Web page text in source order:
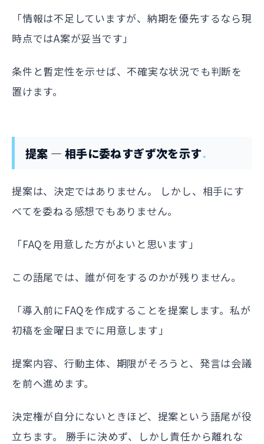
「情報は不足していますが、納期を優先するなら現
時点ではA案が妥当です」
条件と暫定性を示せば、不確実な状況でも判断を
置けます。
提案 — 相手に委ねすぎず次を示す
提案は、決定ではありません。 しかし、相手にす
べてを委ねる感想でもありません。
「FAQを用意した方がよいと思います」
この語尾では、誰が何をするのかが残りません。
「導入前にFAQを作成することを提案します。私が
初稿を金曜日までに用意します」
提案内容、行動主体、期限がそろうと、発言は会議
を前へ進めます。
決定権が自分にないときほど、提案という語尾が役
立ちます。 勝手に決めず、しかし責任から離れな